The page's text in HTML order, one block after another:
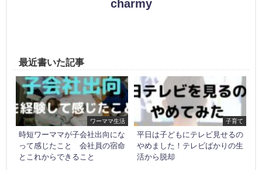
charmy
最近書いた記事
ワーママ生活
時短ワーママが子会社出向にな
って感じたこと 会社員の宿命
とこれからできること
子育て
平日は子どもにテレビ見せるの
やめました！テレビばかりの生
活から脱却